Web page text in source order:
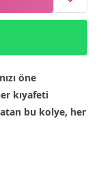
öne
kıyafeti
bu kolye, her